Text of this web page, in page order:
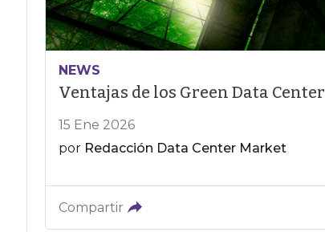
NEWS
Ventajas de los Green Data Center
15 Ene 2026
por Redacción Data Center Market
Compartir